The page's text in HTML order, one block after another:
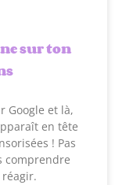
sur ton
Google et là,
en tête
! Pas
comprendre